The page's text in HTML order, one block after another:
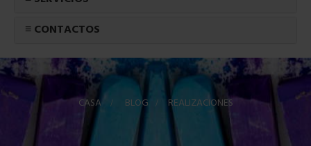
≡ CONTACTOS
CASA > BLOG > REALIZACIONES